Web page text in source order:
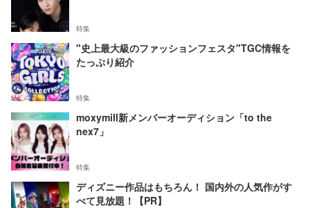
特集
"史上最大級のファッションフェスタ"TGC情報を
たっぷり紹介
特集
moxymill新メンバーオーディション「to the
nex7」
特集
ディズニー作品はもちろん！ 国内外の人気作がす
べて見放題！【PR】